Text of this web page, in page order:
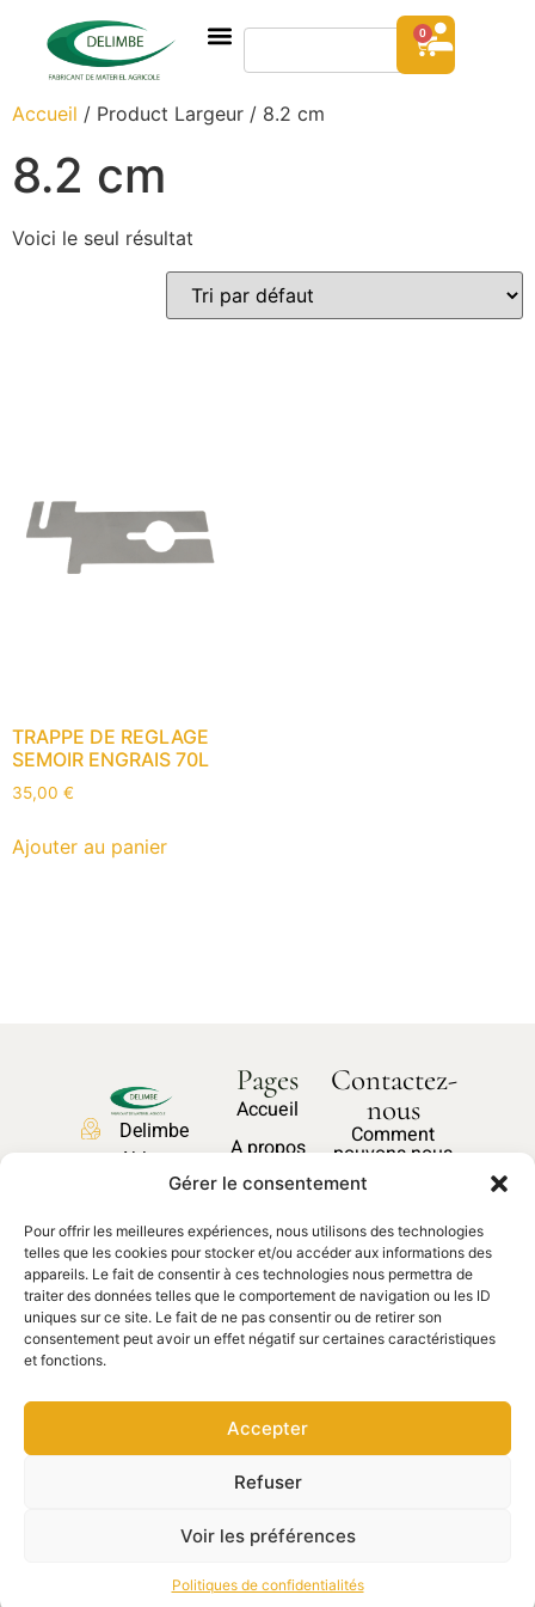
Gérer le consentement
Pour offrir les meilleures expériences, nous utilisons des technologies
telles que les cookies pour stocker et/ou accéder aux informations des
appareils. Le fait de consentir à ces technologies nous permettra de
traiter des données telles que le comportement de navigation ou les ID
uniques sur ce site. Le fait de ne pas consentir ou de retirer son
consentement peut avoir un effet négatif sur certaines caractéristiques
et fonctions.
Accepter
Refuser
Voir les préférences
Politiques de confidentialités
0
Accueil / Product Largeur / 8.2 cm
8.2 cm
Voici le seul résultat
TRAPPE DE REGLAGE
SEMOIR ENGRAIS 70L
35,00 €
Ajouter au panier
Delimbe
Abbaye
27340,
Pont de
l'Arche
02 35 23
contact@delimbe.com
Pages
Accueil
A propos
Nos produits
Pièces
détachées
Contactez-
nous
Comment
pouvons-nous
vous aider ?
Nous
contacter
–
DELIMBE. Site réalisé par